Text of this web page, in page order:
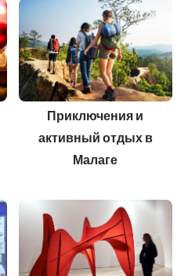
Приключения и
активный отдых в
Малаге